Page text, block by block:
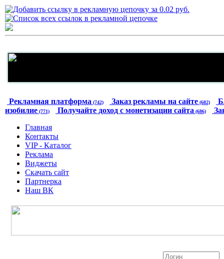
Рекламная платформа (742) Заказ рекламы на сайте (682)
изобилие (771) Получайте доход с монетизации сайта (686)
Главная
Контакты
VIP - Каталог
Реклама
Виджеты
Скачать сайт
Партнерка
Наш ВК